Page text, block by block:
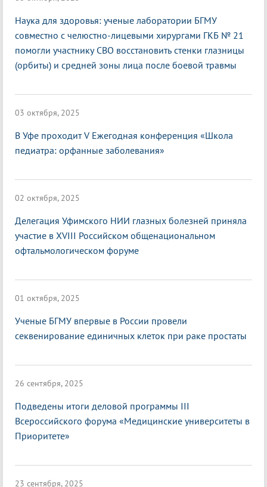
Наука для здоровья: ученые лаборатории БГМУ
совместно с челюстно-лицевыми хирургами ГКБ № 21
помогли участнику СВО восстановить стенки глазницы
(орбиты) и средней зоны лица после боевой травмы
03 октября, 2025
В Уфе проходит V Ежегодная конференция «Школа
педиатра: орфанные заболевания»
02 октября, 2025
Делегация Уфимского НИИ глазных болезней приняла
участие в XVIII Российском общенациональном
офтальмологическом форуме
01 октября, 2025
Ученые БГМУ впервые в России провели
секвенирование единичных клеток при раке простаты
26 сентября, 2025
Подведены итоги деловой программы III
Всероссийского форума «Медицинские университеты в
Приоритете»
23 сентября, 2025